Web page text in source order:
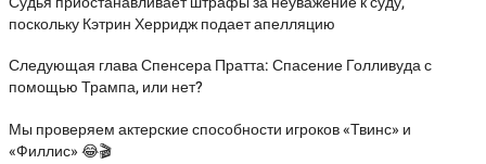
поскольку Кэтрин Херридж подает апелляцию
Следующая глава Спенсера Пратта: Спасение Голливуда с
помощью Трампа, или нет?
Мы проверяем актерские способности игроков «Твинс» и
«Филлис» 😂🎬